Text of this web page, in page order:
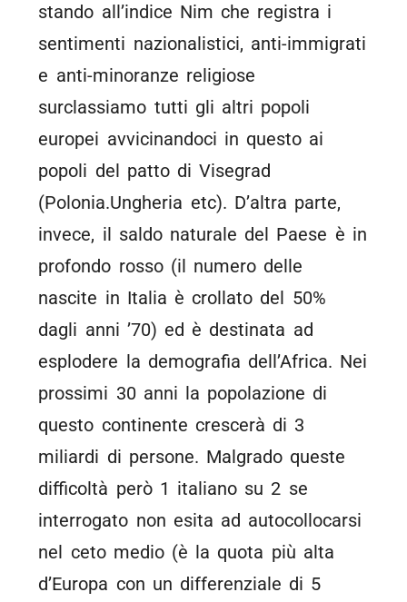
stando all’indice Nim che registra i
sentimenti nazionalistici, anti-immigrati
e anti-minoranze religiose
surclassiamo tutti gli altri popoli
europei avvicinandoci in questo ai
popoli del patto di Visegrad
(Polonia.Ungheria etc). D’altra parte,
invece, il saldo naturale del Paese è in
profondo rosso (il numero delle
nascite in Italia è crollato del 50%
dagli anni ’70) ed è destinata ad
esplodere la demografia dell’Africa. Nei
prossimi 30 anni la popolazione di
questo continente crescerà di 3
miliardi di persone. Malgrado queste
difficoltà però 1 italiano su 2 se
interrogato non esita ad autocollocarsi
nel ceto medio (è la quota più alta
d’Europa con un differenziale di 5